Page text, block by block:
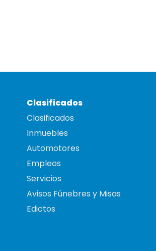
Clasificados
Clasificados
Inmuebles
Automotores
Empleos
Servicios
Avisos Fúnebres y Misas
Edictos